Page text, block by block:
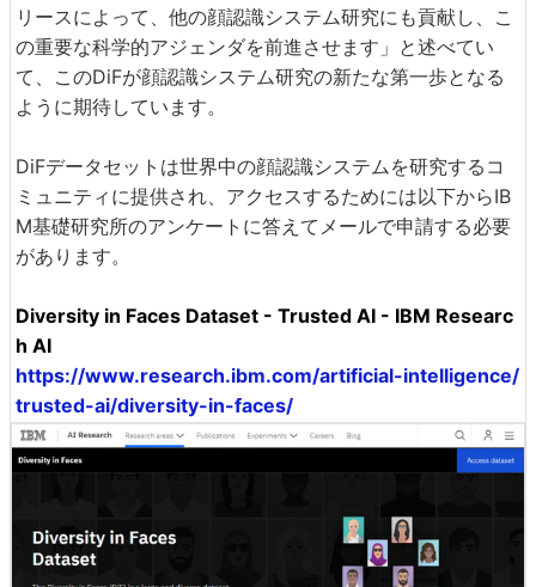
リースによって、他の顔認識システム研究にも貢献し、こ
の重要な科学的アジェンダを前進させます」と述べてい
て、このDiFが顔認識システム研究の新たな第一歩となる
ように期待しています。
DiFデータセットは世界中の顔認識システムを研究するコ
ミュニティに提供され、アクセスするためには以下からIB
M基礎研究所のアンケートに答えてメールで申請する必要
があります。
Diversity in Faces Dataset - Trusted AI - IBM Researc
h AI
https://www.research.ibm.com/artificial-intelligence/
trusted-ai/diversity-in-faces/